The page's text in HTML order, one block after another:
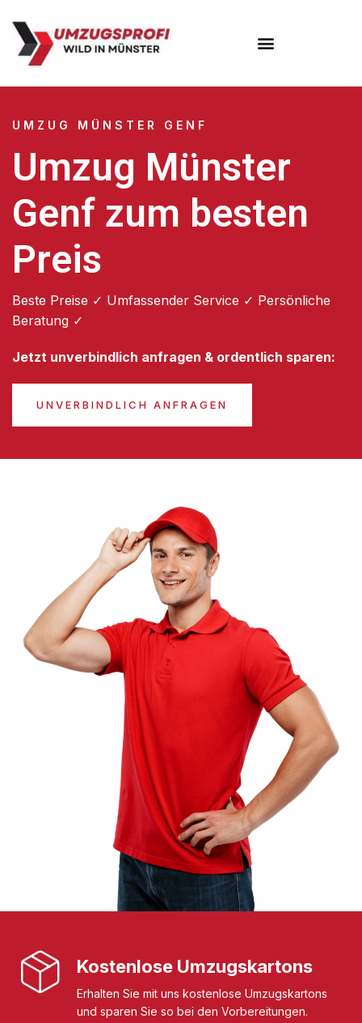
UMZUG MÜNSTER GENF
Umzug Münster
Genf zum besten
Preis
Beste Preise ✓ Umfassender Service ✓ Persönliche
Beratung ✓
Jetzt unverbindlich anfragen & ordentlich sparen:
UNVERBINDLICH ANFRAGEN
Kostenlose Umzugskartons
Erhalten Sie mit uns kostenlose Umzugskartons
und sparen Sie so bei den Vorbereitungen.